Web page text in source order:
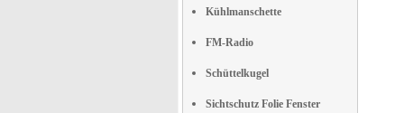
Kühlmanschette
FM-Radio
Schüttelkugel
Sichtschutz Folie Fenster